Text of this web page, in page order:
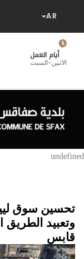
المحتوى
الرئيسيأيام العمل
الاثنين-السبت
undefined
وتعبيد
قابس